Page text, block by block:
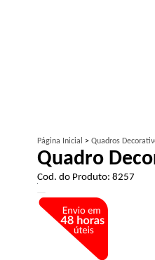
Página Inicial > Quadros
Quadro
Cod. do Produto: 8257